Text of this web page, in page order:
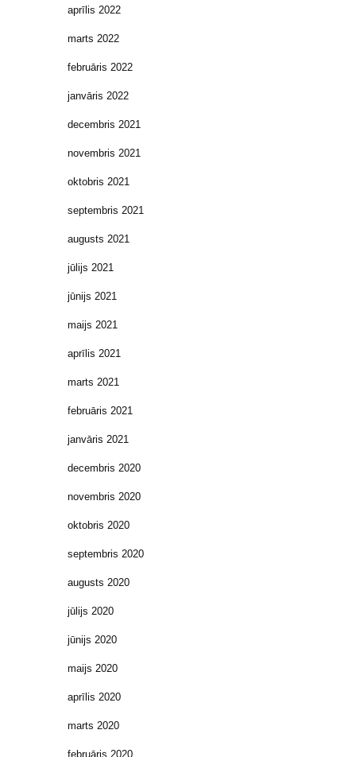
aprīlis 2022
marts 2022
februāris 2022
janvāris 2022
decembris 2021
novembris 2021
oktobris 2021
septembris 2021
augusts 2021
jūlijs 2021
jūnijs 2021
maijs 2021
aprīlis 2021
marts 2021
februāris 2021
janvāris 2021
decembris 2020
novembris 2020
oktobris 2020
septembris 2020
augusts 2020
jūlijs 2020
jūnijs 2020
maijs 2020
aprīlis 2020
marts 2020
februāris 2020